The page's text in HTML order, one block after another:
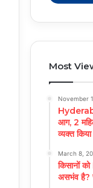
Most
November
आग, 2
व्यक्त
March 8,
किसानों
असभंव है?